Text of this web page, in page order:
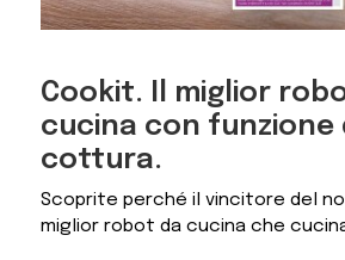
Cookit. Il miglior
cucina con funzione
cottura.
Scoprite perché il vincitore del
miglior robot da cucina che